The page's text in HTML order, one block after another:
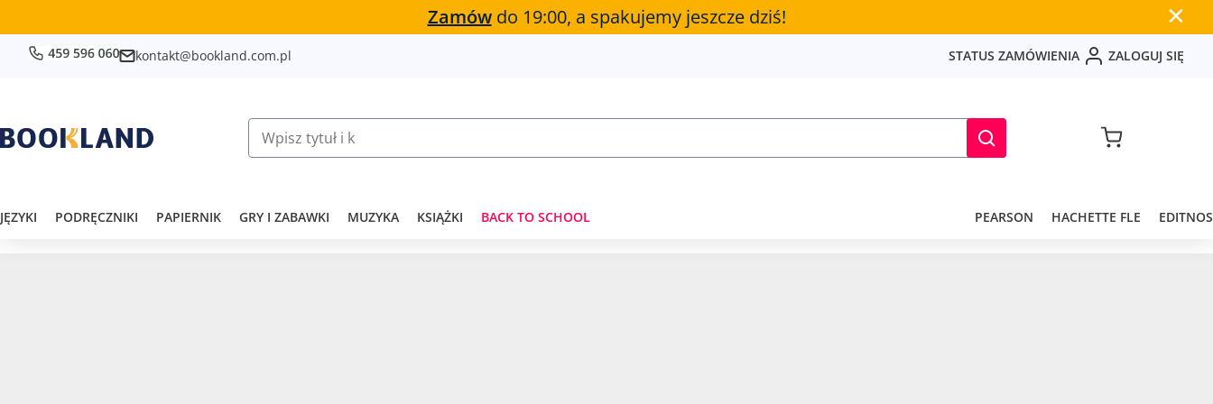
Zamówdo 19:00, a spakujemy jeszcze dziś! ✕
kontakt@bookland.com.pl STATUS ZAMÓWIENIA ZALOGUJ SIĘ
JĘZYKI PODRĘCZNIKI PAPIERNIK GRY I ZABAWKI MUZYKA KSIĄŻKI BACK TO SCHOOL PEARSON HACHETTE FLE EDITNOS